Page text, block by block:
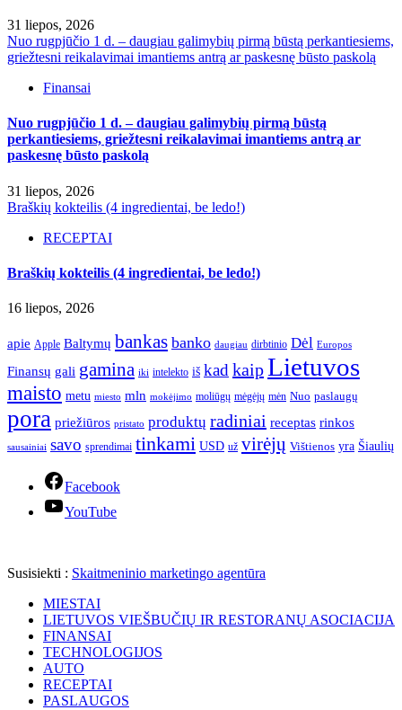
31 liepos, 2026
Nuo rugpjūčio 1 d. – daugiau galimybių pirmą būstą perkantiesiems,
griežtesni reikalavimai imantiems antrą ar paskesnę būsto paskolą
Finansai
Nuo rugpjūčio 1 d. – daugiau galimybių pirmą būstą
perkantiesiems, griežtesni reikalavimai imantiems antrą ar
paskesnę būsto paskolą
31 liepos, 2026
Braškių kokteilis (4 ingredientai, be ledo!)
RECEPTAI
Braškių kokteilis (4 ingredientai, be ledo!)
16 liepos, 2026
apie Apple Baltymų bankas banko daugiau dirbtinio Dėl Europos
Finansų gali gamina iki intelekto iš kad kaipLietuvos
maisto metu miesto mln mokėjimo moliūgų mėgėjų mėn Nuo paslaugų
pora priežiūros pristato produktų radiniai receptas rinkos
sausainiai savo sprendimai tinkami USD už virėjų Vištienos yra Šiaulių
Facebook
YouTube
Susisiekti : Skaitmeninio marketingo agentūra
MIESTAI
LIETUVOS VIEŠBUČIŲ IR RESTORANŲ ASOCIACIJA
FINANSAI
TECHNOLOGIJOS
AUTO
RECEPTAI
PASLAUGOS